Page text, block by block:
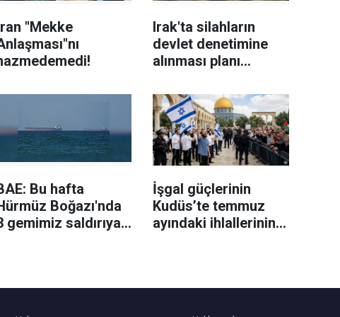
"Mekke
Irak'ta silahların
devlet denetimine
alınması planı
büroları açıldı
Bu hafta
Boğazı'nda
gemimiz saldırıya
İşgal güçlerinin
Kudüs’te temmuz
ayındaki ihlallerinin